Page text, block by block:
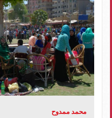
محمد ممدوح